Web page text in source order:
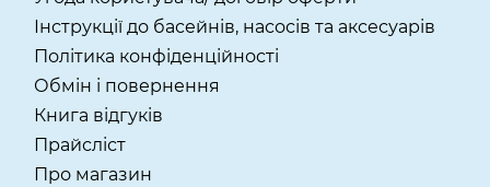
Інструкції до басейнів, насосів та аксесуарів
Політика конфіденційності
Обмін і повернення
Книга відгуків
Прайсліст
Про магазин